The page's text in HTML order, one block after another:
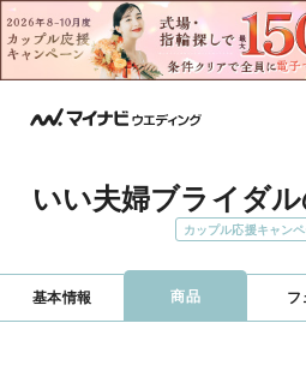
いい夫婦ブライダ
カップル応援キャン
基本情報 商品 フ